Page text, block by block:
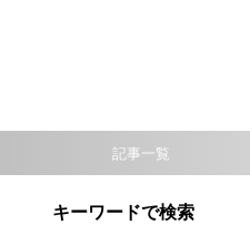
記事一覧
キーワードで検索